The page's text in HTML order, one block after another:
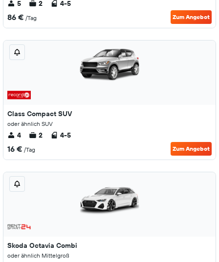
5 2 4-5
86 € /Tag Zum Angebot
Class Compact SUV
oder ähnlich SUV
4 2 4-5
16 € /Tag Zum Angebot
Skoda Octavia Combi
oder ähnlich Mittelgroß